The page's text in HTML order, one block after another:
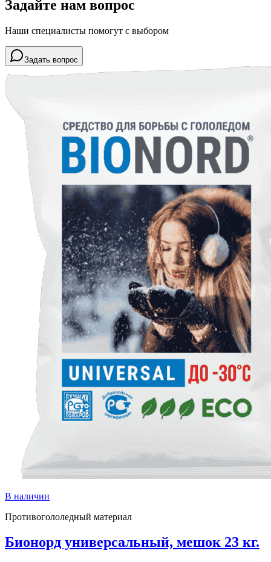
Задайте нам вопрос
Наши специалисты помогут с выбором
Задать вопрос
В наличии
Противогололедный материал
Бионорд универсальный, мешок 23 кг.